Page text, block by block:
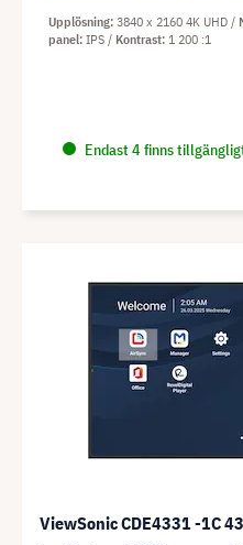
Endast 4 finns
Upplösning 3840 x 2160 4K UHD
panel IPS Kontrast 1 200 :1
ViewSonic CDE4331 -1C